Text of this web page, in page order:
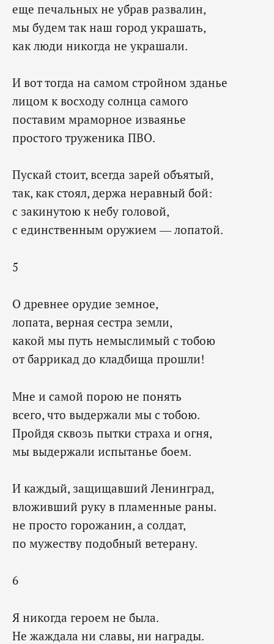
еще печальных не убрав развалин,
мы будем так наш город украшать,
как люди никогда не украшали.
И вот тогда на самом стройном зданье
лицом к восходу солнца самого
поставим мраморное изваянье
простого труженика ПВО.
Пускай стоит, всегда зарей объятый,
так, как стоял, держа неравный бой:
с закинутою к небу головой,
с единственным оружием — лопатой.
5
О древнее орудие земное,
лопата, верная сестра земли,
какой мы путь немыслимый с тобою
от баррикад до кладбища прошли!
Мне и самой порою не понять
всего, что выдержали мы с тобою.
Пройдя сквозь пытки страха и огня,
мы выдержали испытанье боем.
И каждый, защищавший Ленинград,
вложивший руку в пламенные раны.
не просто горожанин, а солдат,
по мужеству подобный ветерану.
6
Я никогда героем не была.
Не жаждала ни славы, ни награды.